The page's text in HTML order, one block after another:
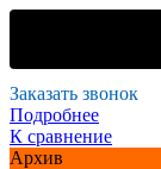
Заказать звонок
Подробнее
К сравнение
Архив